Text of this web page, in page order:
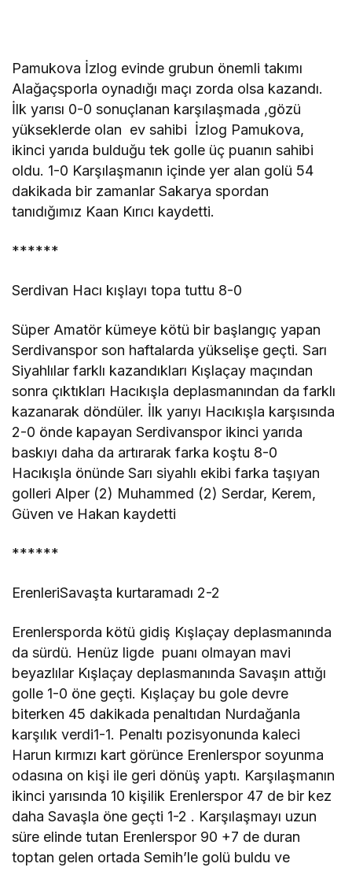
Pamukova İzlog evinde grubun önemli takımı
Alağaçsporla oynadığı maçı zorda olsa kazandı.
İlk yarısı 0-0 sonuçlanan karşılaşmada ,gözü
yükseklerde olan ev sahibi İzlog Pamukova,
ikinci yarıda bulduğu tek golle üç puanın sahibi
oldu. 1-0 Karşılaşmanın içinde yer alan golü 54
dakikada bir zamanlar Sakarya spordan
tanıdığımız Kaan Kırıcı kaydetti.
******
Serdivan Hacı kışlayı topa tuttu 8-0
Süper Amatör kümeye kötü bir başlangıç yapan
Serdivanspor son haftalarda yükselişe geçti. Sarı
Siyahlılar farklı kazandıkları Kışlaçay maçından
sonra çıktıkları Hacıkışla deplasmanından da farklı
kazanarak döndüler. İlk yarıyı Hacıkışla karşısında
2-0 önde kapayan Serdivanspor ikinci yarıda
baskıyı daha da artırarak farka koştu 8-0
Hacıkışla önünde Sarı siyahlı ekibi farka taşıyan
golleri Alper (2) Muhammed (2) Serdar, Kerem,
Güven ve Hakan kaydetti
******
ErenleriSavaşta kurtaramadı 2-2
Erenlersporda kötü gidiş Kışlaçay deplasmanında
da sürdü. Henüz ligde puanı olmayan mavi
beyazlılar Kışlaçay deplasmanında Savaşın attığı
golle 1-0 öne geçti. Kışlaçay bu gole devre
biterken 45 dakikada penaltıdan Nurdağanla
karşılık verdi1-1. Penaltı pozisyonunda kaleci
Harun kırmızı kart görünce Erenlerspor soyunma
odasına on kişi ile geri dönüş yaptı. Karşılaşmanın
ikinci yarısında 10 kişilik Erenlerspor 47 de bir kez
daha Savaşla öne geçti 1-2 . Karşılaşmayı uzun
süre elinde tutan Erenlerspor 90 +7 de duran
toptan gelen ortada Semih’le golü buldu ve